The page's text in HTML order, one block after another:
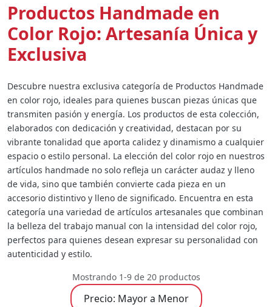
Productos Handmade en
Color Rojo: Artesanía Única y
Exclusiva
Descubre nuestra exclusiva categoría de Productos Handmade
en color rojo, ideales para quienes buscan piezas únicas que
transmiten pasión y energía. Los productos de esta colección,
elaborados con dedicación y creatividad, destacan por su
vibrante tonalidad que aporta calidez y dinamismo a cualquier
espacio o estilo personal. La elección del color rojo en nuestros
artículos handmade no solo refleja un carácter audaz y lleno
de vida, sino que también convierte cada pieza en un
accesorio distintivo y lleno de significado. Encuentra en esta
categoría una variedad de artículos artesanales que combinan
la belleza del trabajo manual con la intensidad del color rojo,
perfectos para quienes desean expresar su personalidad con
autenticidad y estilo.
Mostrando 1-9 de 20 productos